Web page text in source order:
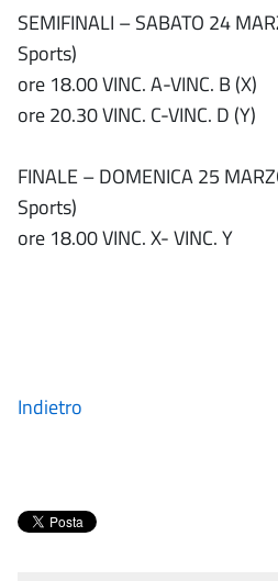
SEMIFINALI – SABATO 24
Sports)
ore 18.00 VINC. A-VINC. B (X)
ore 20.30 VINC. C-VINC. D (Y)
FINALE – DOMENICA 25
Sports)
ore 18.00 VINC. X- VINC. Y
Indietro